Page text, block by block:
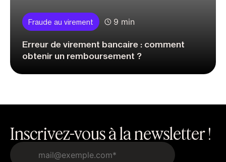
Fraude au virement 9 min
Erreur de virement bancaire : comment
obtenir un remboursement ?
Inscrivez-vous à la newsletter !